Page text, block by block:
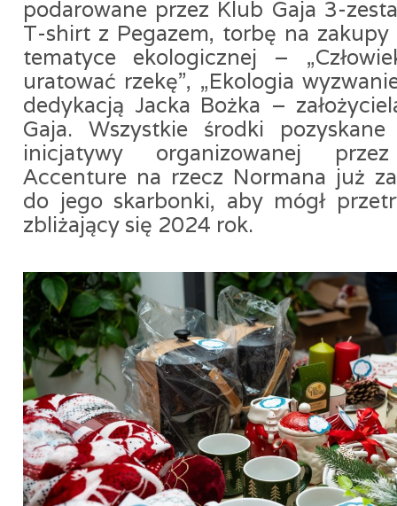
podarowane przez Klub Gaja 3-
T-shirt z Pegazem, torbę na
tematyce ekologicznej –
uratować rzekę”, „Ekologia
dedykacją Jacka Bożka –
Gaja. Wszystkie środki
inicjatywy organizowanej
Accenture na rzecz Normana już
do jego skarbonki, aby mógł
zbliżający się 2024 rok.